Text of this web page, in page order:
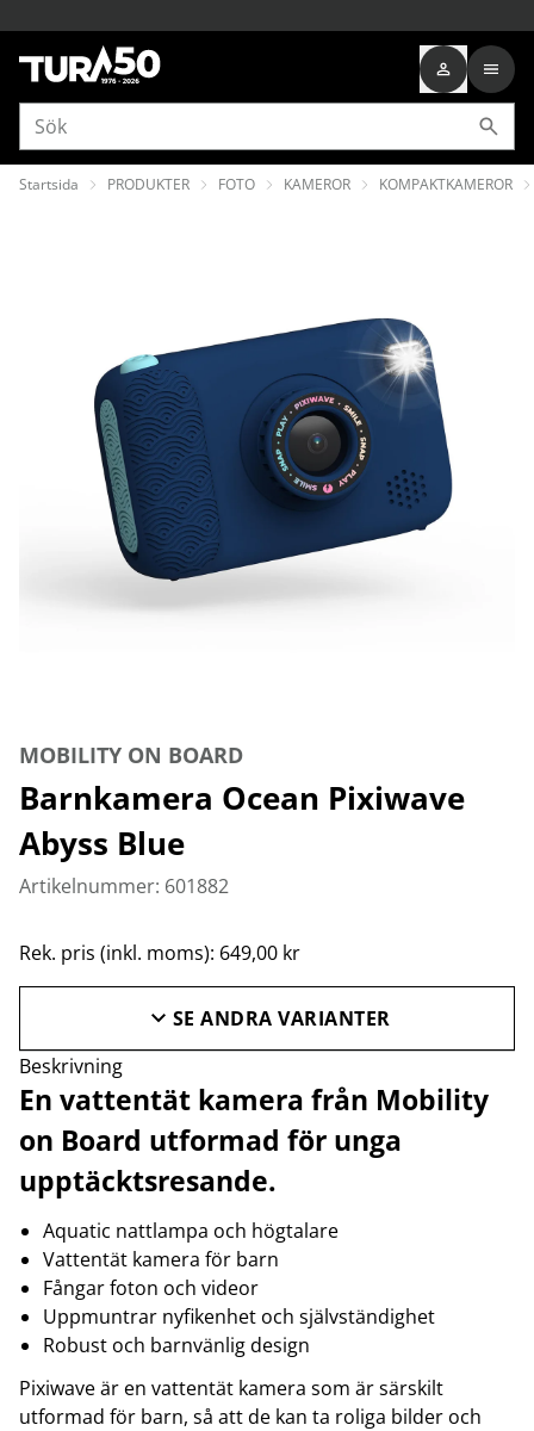
Startsida PRODUKTER FOTO KAMEROR KOMPAKTKAMEROR
MOBILITY ON BOARD
Barnkamera Ocean Pixiwave
Abyss Blue
Artikelnummer: 601882
Rek. pris (inkl. moms): 649,00 kr
SE ANDRA VARIANTER
Beskrivning
En vattentät kamera från Mobility
on Board utformad för unga
upptäcktsresande.
Aquatic nattlampa och högtalare
Vattentät kamera för barn
Fångar foton och videor
Uppmuntrar nyfikenhet och självständighet
Robust och barnvänlig design
Pixiwave är en vattentät kamera som är särskilt
utformad för barn, så att de kan ta roliga bilder och